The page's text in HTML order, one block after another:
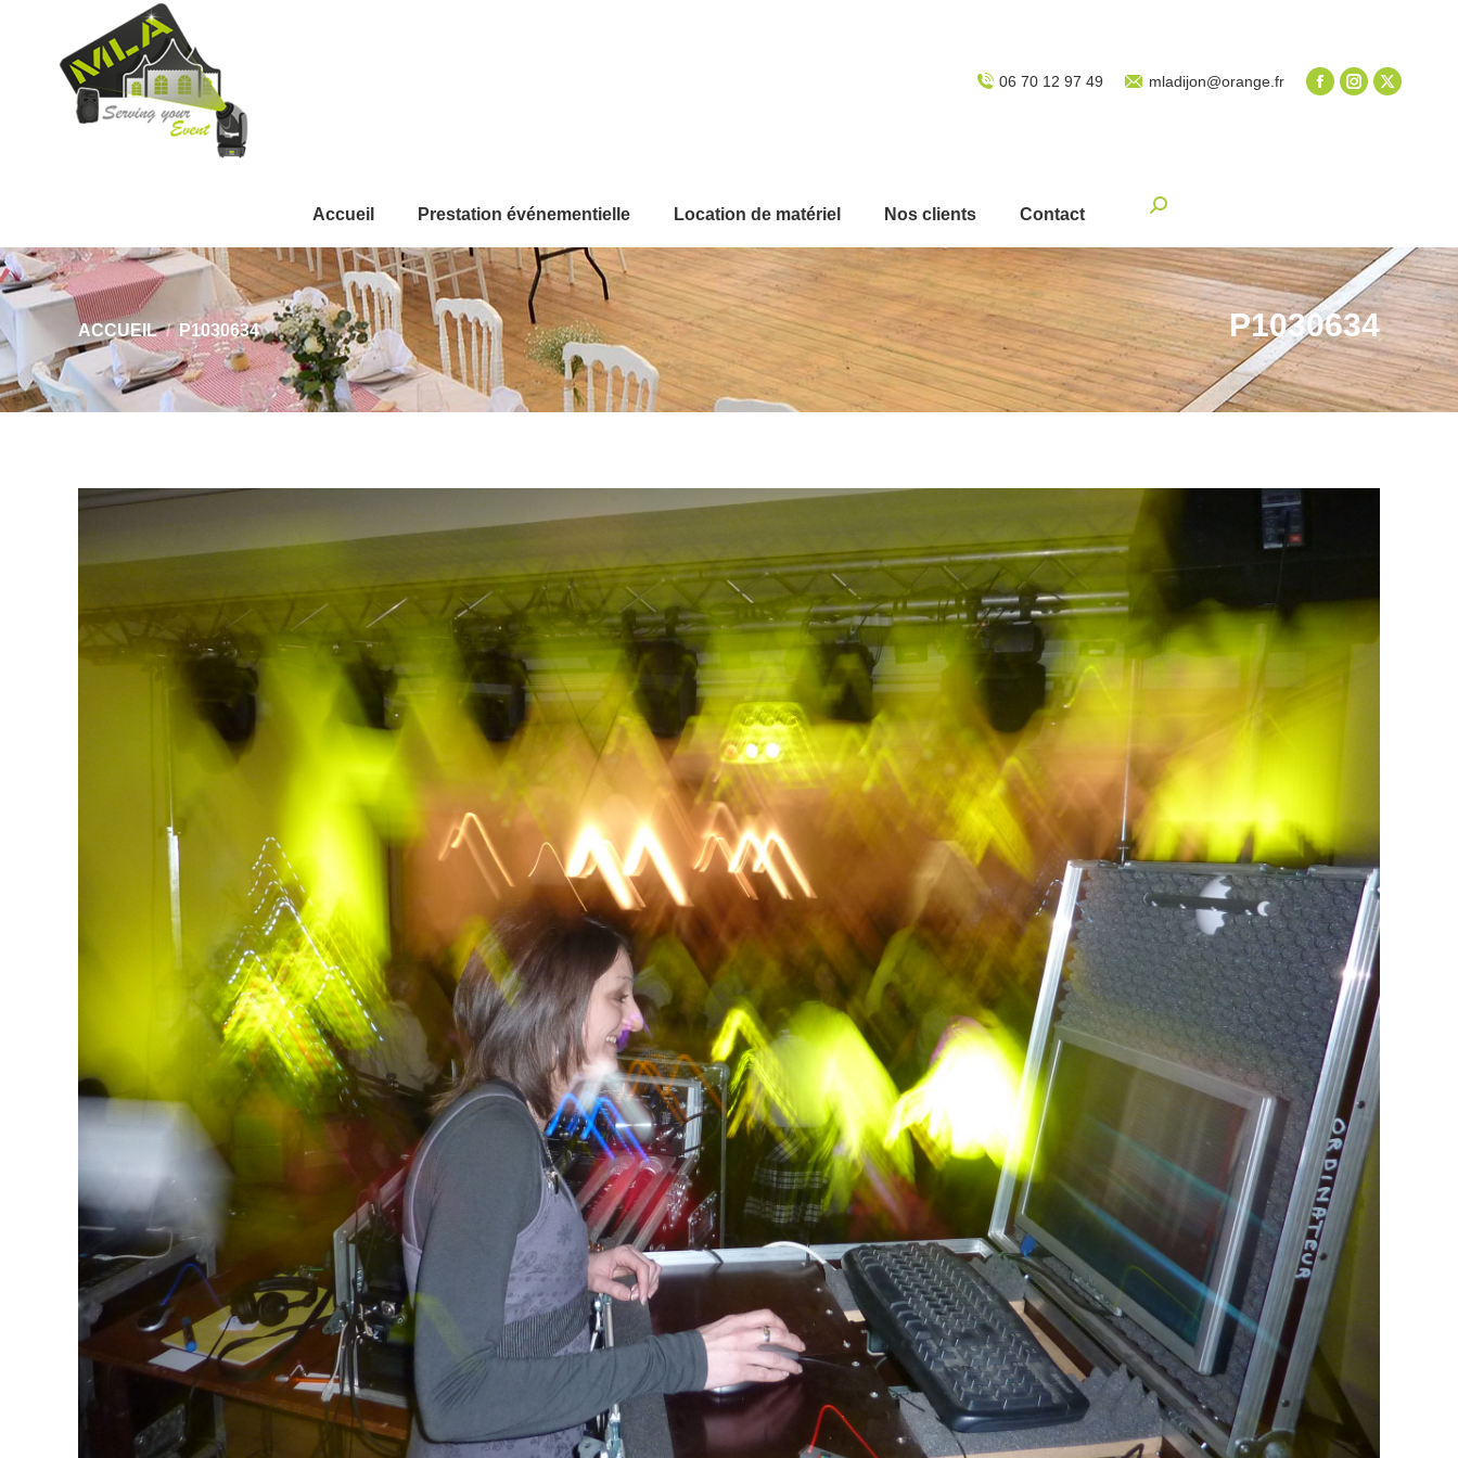
06 70 12 97 49 mladijon@orange.fr
Accueil Prestation événementielle Location de matériel Nos clients Contact
Recherche
Vous êtes ici :
ACCUEIL P1030634 P1030634